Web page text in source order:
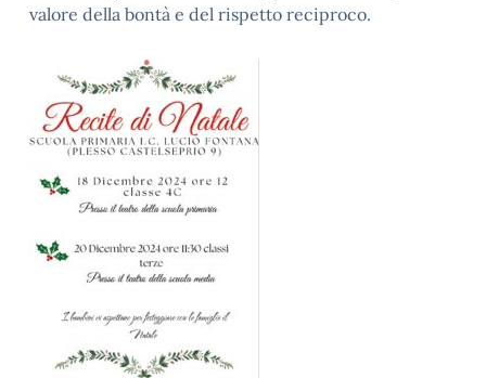
valore della bontà e del rispetto reciproco.